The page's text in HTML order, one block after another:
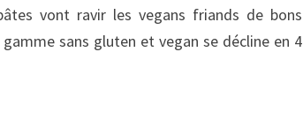
vont ravir les vegans friands de bons
sans gluten et vegan se décline en 4